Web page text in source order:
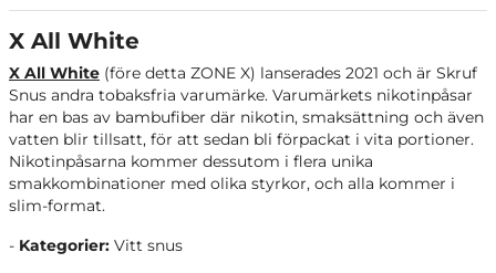
X All White
X All White (före detta ZONE X) lanserades 2021 och är Skruf
Snus andra tobaksfria varumärke. Varumärkets nikotinpåsar
har en bas av bambufiber där nikotin, smaksättning och även
vatten blir tillsatt, för att sedan bli förpackat i vita portioner.
Nikotinpåsarna kommer dessutom i flera unika
smakkombinationer med olika styrkor, och alla kommer i
slim-format.
- Kategorier: Vitt snus